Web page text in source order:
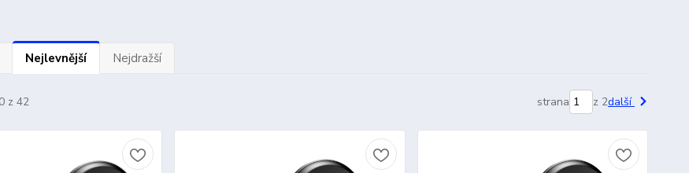
Nejlevnější Nejdražší
z 42 strana z 2další